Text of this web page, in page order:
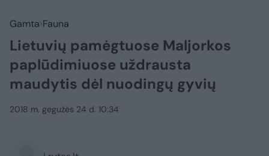
Gamta Fauna
Lietuvių pamėgtuose Maljorkos
paplūdimiuose uždrausta
maudytis dėl nuodingų gyvių
2018 m. gegužės 24 d. 10:34